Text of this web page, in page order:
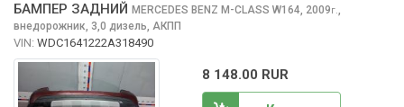
БАМПЕР ЗАДНИЙ MERCEDES BENZ M-CLASS W164, 2009г.,
внедорожник, 3,0 дизель, АКПП
VIN: WDC1641222A318490
8 148.00 RUR